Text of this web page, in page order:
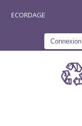
Connexion